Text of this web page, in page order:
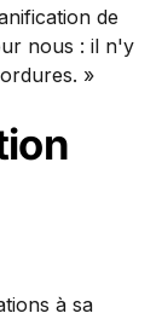
de
nous : il n'y
»
à sa